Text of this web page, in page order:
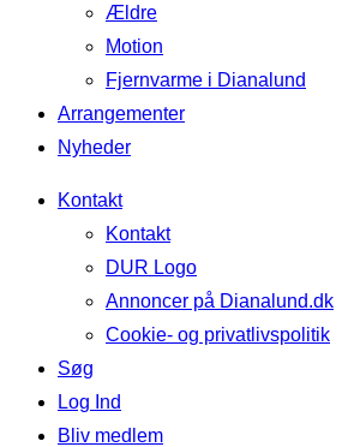
Ældre
Motion
Fjernvarme i Dianalund
Arrangementer
Nyheder
Kontakt
Kontakt
DUR Logo
Annoncer på Dianalund.dk
Cookie- og privatlivspolitik
Søg
Log Ind
Bliv medlem